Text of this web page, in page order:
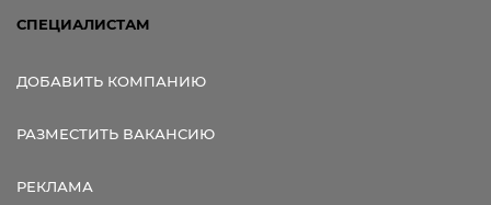
СПЕЦИАЛИСТАМ
ДОБАВИТЬ КОМПАНИЮ
РАЗМЕСТИТЬ ВАКАНСИЮ
РЕКЛАМА